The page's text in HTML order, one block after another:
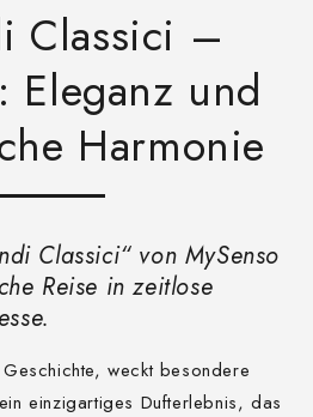
Classici –
Eleganz und
Harmonie
Classici“ von MySenso
Reise in zeitlose
weckt besondere
einzigartiges Dufterlebnis, das